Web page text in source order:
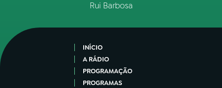
Rui Barbosa
INÍCIO
A RÁDIO
PROGRAMAÇÃO
PROGRAMAS